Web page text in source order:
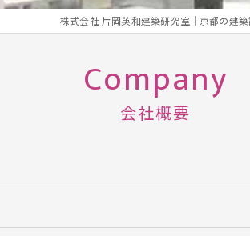
宿泊施設株式会社 片岡英和建築研究室｜京都の建
会社概要
Company